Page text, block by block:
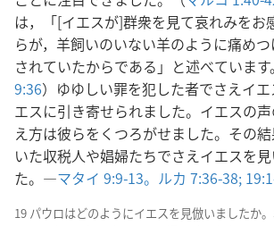
は，「[イエスが]群衆を見て哀れみをお
らが，羊飼いのいない羊のように痛め
されていたからである」と述べています
9:36）ゆゆしい罪を犯した者でさえイ
エスに引き寄せられました。イエスの
え方は彼らをくつろがせました。その
いた収税人や娼婦たちでさえイエスを
た。―マタイ 9:9-13。 ルカ 7:36-38;
19 パウロはどのようにイエスを見倣いましたか